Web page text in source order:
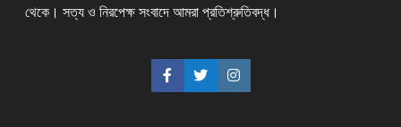
থেকে। সত্য ও নিরপেক্ষ সংবাদে আমরা প্রতিশ্রুতিবদ্ধ।